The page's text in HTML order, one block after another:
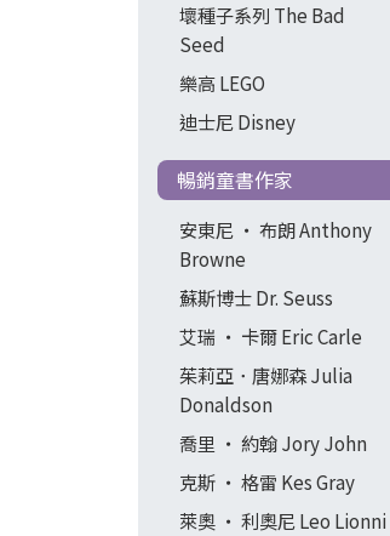
壞種子系列 The Bad
Seed
樂高 LEGO
迪士尼 Disney
暢銷童書作家
安東尼 ‧ 布朗 Anthony
Browne
蘇斯博士 Dr. Seuss
艾瑞 ‧ 卡爾 Eric Carle
茱莉亞．唐娜森 Julia
Donaldson
喬里 ‧ 約翰 Jory John
克斯 ‧ 格雷 Kes Gray
萊奧 ‧ 利奧尼 Leo Lionni